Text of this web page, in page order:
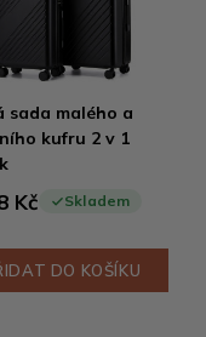
sada malého a
kufru 2 v 1
Kč Skladem
DO KOŠÍKU